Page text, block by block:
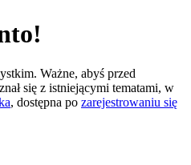
Ważne, abyś przed
się z istniejącymi tematami, w
, dostępna po zarejestrowaniu się